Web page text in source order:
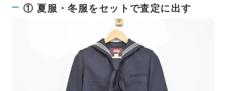
① 夏服・冬服をセットで査定に出す